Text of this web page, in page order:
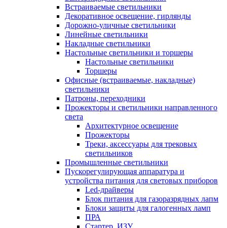
Встраиваемые светильники
Декоративное освещение, гирлянды
Дорожно-уличные светильники
Линейные светильники
Накладные светильники
Настольные светильники и торшеры
Настольные светильники
Торшеры
Офисные (встраиваемые, накладные)
светильники
Патроны, переходники
Прожекторы и светильники направленного
света
Архитектурное освещение
Прожекторы
Треки, аксессуары для трековых
светильников
Промышленные светильники
Пускорегулирующая аппаратура и
устройства питания для световых приборов
Led-драйверы
Блок питания для газоразрядных лапм
Блоки защиты для галогенных ламп
ПРА
Стартер, ИЗУ